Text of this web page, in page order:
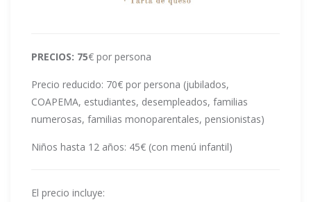
PRECIOS: 75€ por persona
Precio reducido: 70€ por persona (jubilados,
COAPEMA, estudiantes, desempleados, familias
numerosas, familias monoparentales, pensionistas)
Niños hasta 12 años: 45€ (con menú infantil)
El precio incluye: